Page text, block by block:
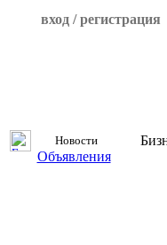
вход / регистрация
Новости
Объявления